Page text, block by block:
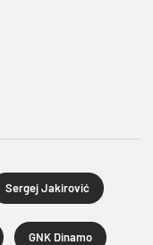
Sergej Jakirović
GNK Dinamo